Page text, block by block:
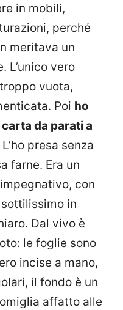
in mobili,
perché
meritava un
L’unico vero
vuota,
Poi ho
da parati a
L’ho presa senza
farne. Era un
con
in
Dal vivo è
le foglie sono
incise a mano,
il fondo è un
affatto alle